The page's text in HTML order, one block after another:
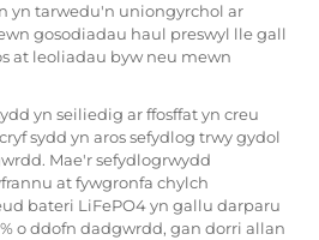
yn tarwedu'n uniongyrchol ar
gosodiadau haul preswyl lle gall
at leoliadau byw neu mewn
yn seiliedig ar ffosffat yn creu
sydd yn aros sefydlog trwy gydol
Mae'r sefydlogrwydd
at fywgronfa chylch
bateri LiFePO4 yn gallu darparu
o ddofn dadgwrdd, gan dorri allan